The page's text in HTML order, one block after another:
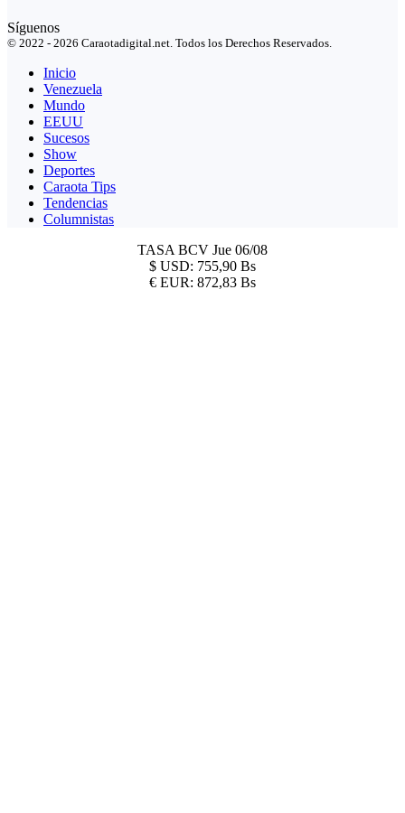
Síguenos
© 2022 - 2026 Caraotadigital.net. Todos los Derechos Reservados.
Inicio
Venezuela
Mundo
EEUU
Sucesos
Show
Deportes
Caraota Tips
Tendencias
Columnistas
TASA BCV Jue 06/08
$ USD: 755,90 Bs
€ EUR: 872,83 Bs